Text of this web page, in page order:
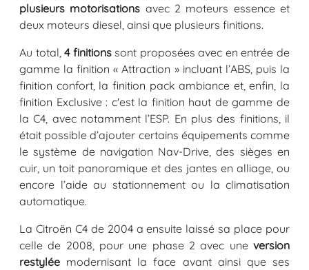
plusieurs motorisations avec 2 moteurs essence et
deux moteurs diesel, ainsi que plusieurs finitions.
Au total, 4 finitionssont proposées avec en entrée de
gamme la finition « Attraction » incluant l’ABS, puis la
finition confort, la finition pack ambiance et, enfin, la
finition Exclusive : c'est la finition haut de gamme de
la C4, avec notamment l’ESP. En plus des finitions, il
était possible d’ajouter certains équipements comme
le système de navigation Nav-Drive, des sièges en
cuir, un toit panoramique et des jantes en alliage, ou
encore l’aide au stationnement ou la climatisation
automatique.
La Citroën C4 de 2004 a ensuite laissé sa place pour
celle de 2008, pour une phase 2 avec une version
restylée modernisant la face avant ainsi que ses